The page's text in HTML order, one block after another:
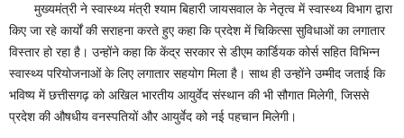
मुख्यमंत्री ने स्वास्थ्य मंत्री श्याम बिहारी जायसवाल के नेतृत्व में स्वास्थ्य विभाग द्वारा
किए जा रहे कार्यों की सराहना करते हुए कहा कि प्रदेश में चिकित्सा सुविधाओं का लगातार
विस्तार हो रहा है। उन्होंने कहा कि केंद्र सरकार से डीएम कार्डियक कोर्स सहित विभिन्न
स्वास्थ्य परियोजनाओं के लिए लगातार सहयोग मिला है। साथ ही उन्होंने उम्मीद जताई कि
भविष्य में छत्तीसगढ़ को अखिल भारतीय आयुर्वेद संस्थान की भी सौगात मिलेगी, जिससे
प्रदेश की औषधीय वनस्पतियों और आयुर्वेद को नई पहचान मिलेगी।